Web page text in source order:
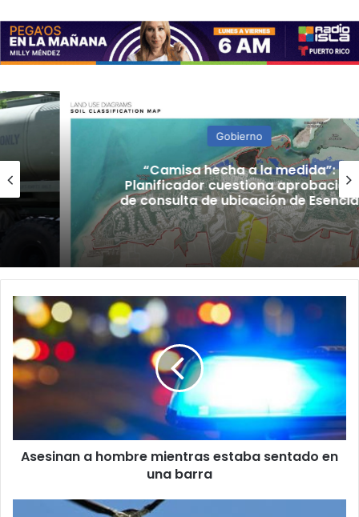
Gobierno
“Camisa hecha a la medida”:
Planificador cuestiona aprobación
de consulta de ubicación de Esencia
Asesinan
hombre
mientras
estaba
sentado
barra
Asesinan a hombre mientras estaba sentado en
una barra